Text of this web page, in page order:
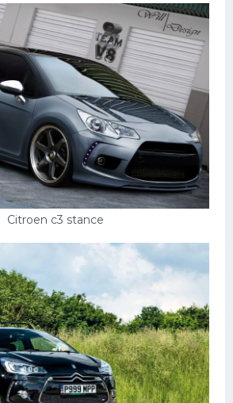
Citroen c3 stance